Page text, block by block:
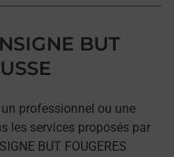
BUT
professionnel ou une
les services proposés par
BUT FOUGERES